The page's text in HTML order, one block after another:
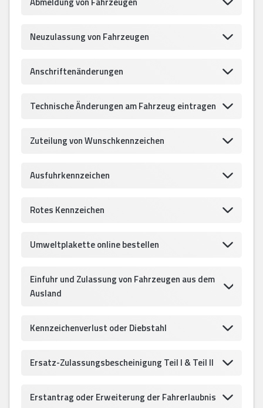
Neuzulassung von Fahrzeugen
Anschriftenänderungen
Technische Änderungen am Fahrzeug eintragen
Zuteilung von Wunschkennzeichen
Ausfuhrkennzeichen
Rotes Kennzeichen
Umweltplakette online bestellen
Einfuhr und Zulassung von Fahrzeugen aus dem
Ausland
Kennzeichenverlust oder Diebstahl
Ersatz-Zulassungsbescheinigung Teil I & Teil II
Erstantrag oder Erweiterung der Fahrerlaubnis